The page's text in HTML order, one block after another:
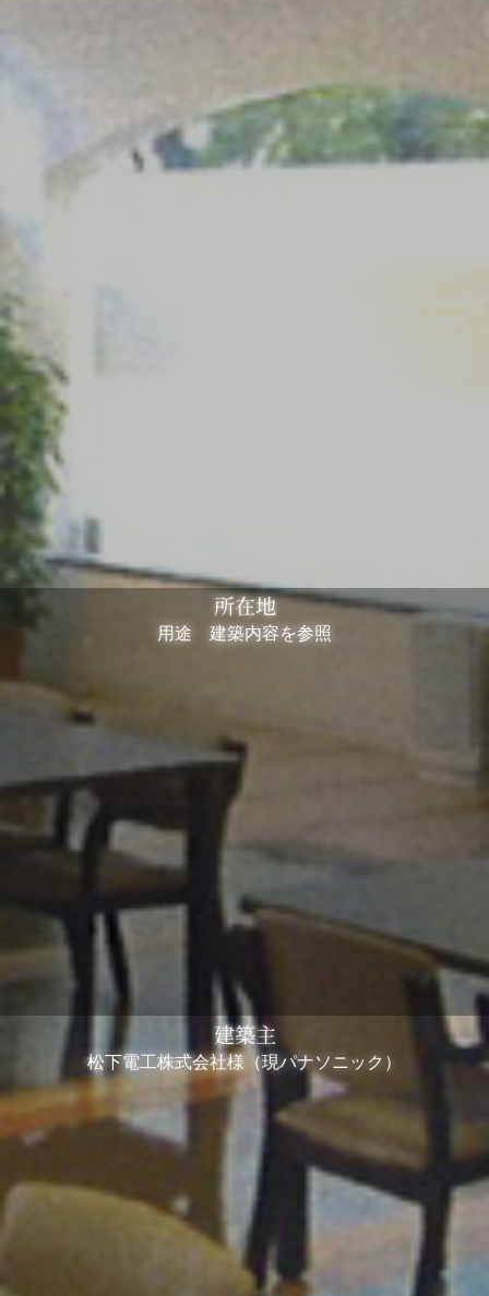
所在地
用途 建築内容を参照
建築主
松下電工株式会社様（現パナソニック）